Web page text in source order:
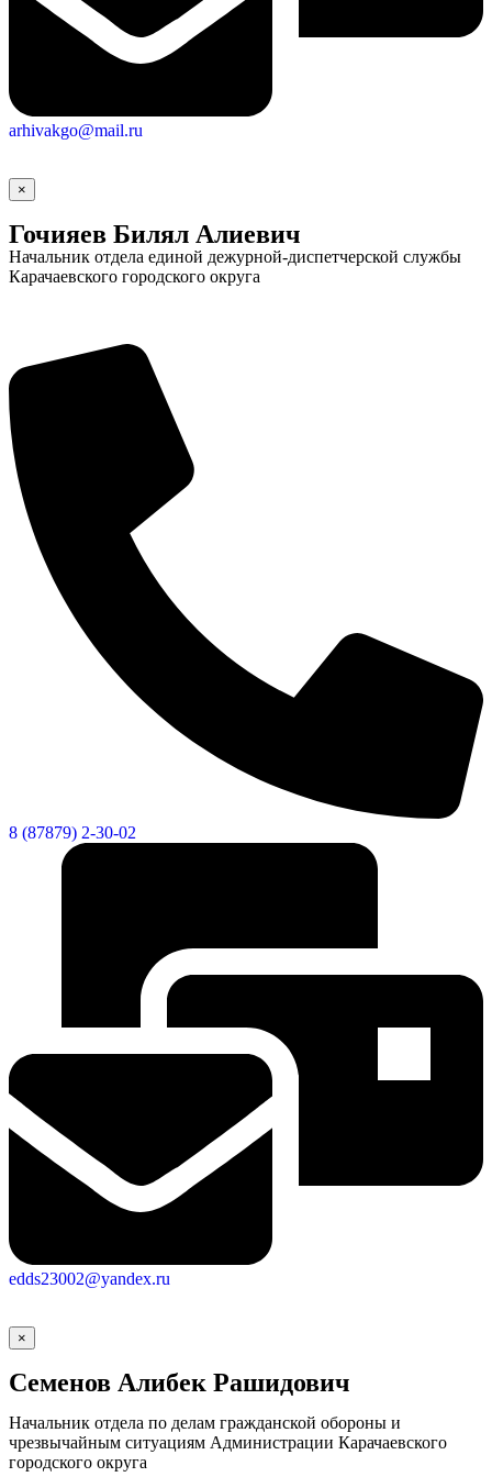
arhivakgo@mail.ru
×
Гочияев Билял Алиевич
Начальник отдела единой дежурной-диспетчерской службы
Карачаевского городского округа
8 (87879) 2-30-02
edds23002@yandex.ru
×
Семенов Алибек Рашидович
Начальник отдела по делам гражданской обороны и
чрезвычайным ситуациям Администрации Карачаевского
городского округа